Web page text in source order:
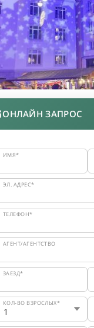
ОНЛАЙН ЗАПРОС
ИМЯ*
ЭЛ. АДРЕС*
ТЕЛЕФОН*
АГЕНТ/АГЕНТСТВО
ЗАЕЗД*
КОЛ-ВО ВЗРОСЛЫХ*